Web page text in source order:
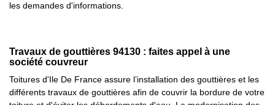
les demandes d'informations.
Travaux de gouttières 94130 : faites appel à une
société couvreur
Toitures d'Ile De France assure l’installation des gouttières et les
différents travaux de gouttières afin de couvrir la bordure de votre